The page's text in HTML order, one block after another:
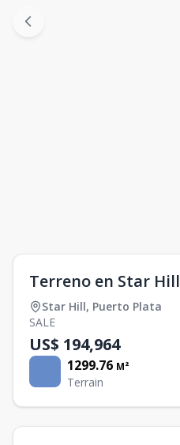
Terreno en Star Hill
Star Hill, Puerto Plata
SALE
US$ 194,964
1299.76 M²
Terrain